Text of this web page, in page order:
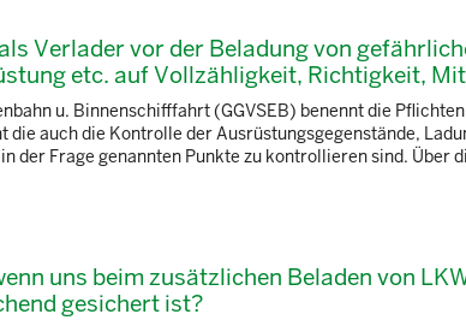
Verlader vor der Beladung von
etc. auf Vollzähligkeit, Richtigkeit,
u. Binnenschifffahrt (GGVSEB) benennt die
die auch die Kontrolle der Ausrüstungsgegenstände,
der Frage genannten Punkte zu kontrollieren sind. Über
uns beim zusätzlichen Beladen von
gesichert ist?